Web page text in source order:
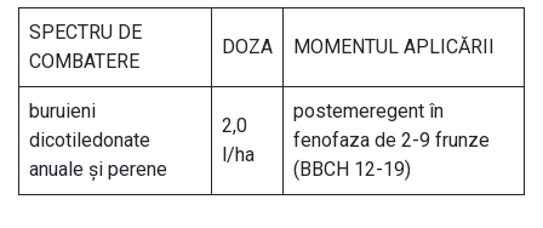
SPECTRU DE
COMBATERE
DOZA MOMENTUL APLICĂRII
buruieni
dicotiledonate
anuale și perene
2,0
l/ha
postemeregent în
fenofaza de 2-9 frunze
(BBCH 12-19)